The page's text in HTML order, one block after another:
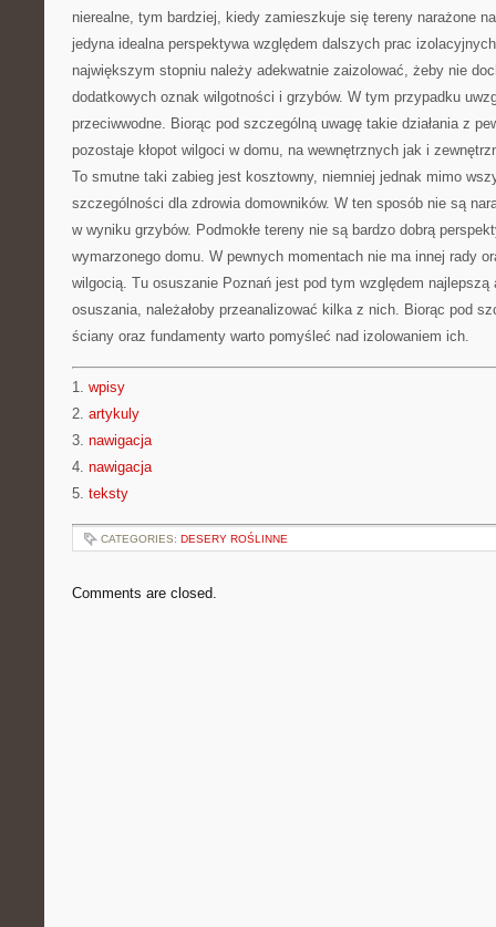
nierealne, tym bardziej, kiedy zamieszkuje się tereny narażone
jedyna idealna perspektywa względem dalszych prac
największym stopniu należy adekwatnie zaizolować, żeby nie
dodatkowych oznak wilgotności i grzybów. W tym przypadku
przeciwwodne. Biorąc pod szczególną uwagę takie działania z
pozostaje kłopot wilgoci w domu, na wewnętrznych jak i
To smutne taki zabieg jest kosztowny, niemniej jednak mimo
szczególności dla zdrowia domowników. W ten sposób nie są
w wyniku grzybów. Podmokłe tereny nie są bardzo dobrą
wymarzonego domu. W pewnych momentach nie ma innej rady
wilgocią. Tu osuszanie Poznań jest pod tym względem
osuszania, należałoby przeanalizować kilka z nich. Biorąc pod
ściany oraz fundamenty warto pomyśleć nad izolowaniem ich.
1. wpisy
2. artykuly
3. nawigacja
4. nawigacja
5. teksty
CATEGORIES: DESERY ROŚLINNE
Comments are closed.